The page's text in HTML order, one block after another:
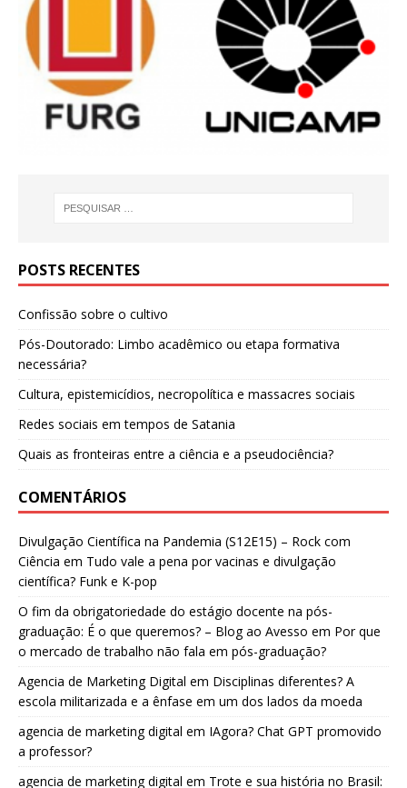
POSTS RECENTES
Confissão sobre o cultivo
Pós-Doutorado: Limbo acadêmico ou etapa formativa
necessária?
Cultura, epistemicídios, necropolítica e massacres sociais
Redes sociais em tempos de Satania
Quais as fronteiras entre a ciência e a pseudociência?
COMENTÁRIOS
Divulgação Científica na Pandemia (S12E15) – Rock com
Ciência em Tudo vale a pena por vacinas e divulgação
científica? Funk e K-pop
O fim da obrigatoriedade do estágio docente na pós-
graduação: É o que queremos? – Blog ao Avesso em Por que
o mercado de trabalho não fala em pós-graduação?
Agencia de Marketing Digital em Disciplinas diferentes? A
escola militarizada e a ênfase em um dos lados da moeda
agencia de marketing digital em IAgora? Chat GPT promovido
a professor?
agencia de marketing digital em Trote e sua história no Brasil: